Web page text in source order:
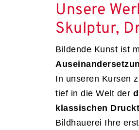
Unsere
Skulptur,
Bildende Kunst ist
In unseren Kursen
tief in die Welt der
klassischen
Bildhauerei Ihre